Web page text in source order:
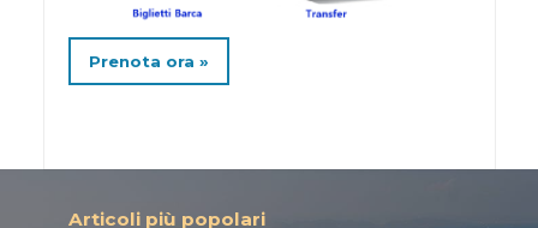
Prenota ora »
Articoli più popolari